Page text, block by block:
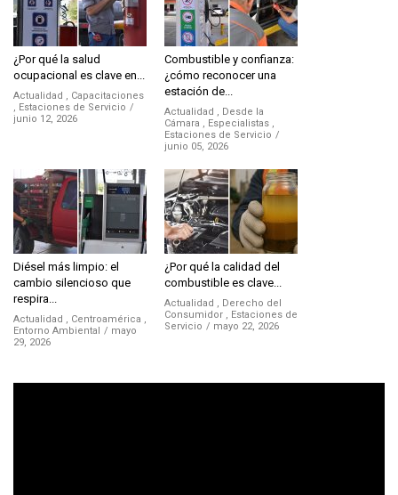
¿Por qué la salud
ocupacional es clave en...
Actualidad , Capacitaciones
, Estaciones de Servicio
junio 12, 2026
Combustible y confianza:
¿cómo reconocer una
estación de...
Actualidad , Desde la
Cámara , Especialistas ,
Estaciones de Servicio
junio 05, 2026
Diésel más limpio: el
cambio silencioso que
respira...
Actualidad , Centroamérica ,
Entorno Ambiental
mayo
29, 2026
¿Por qué la calidad del
combustible es clave...
Actualidad , Derecho del
Consumidor , Estaciones de
Servicio
mayo 22, 2026